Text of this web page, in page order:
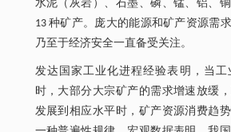
水泥（灰岩）、石墨、磷、锰、铝、
13 种矿产。庞大的能源和矿产资源需
乃至于经济安全一直备受关注。
发达国家工业化进程经验表明，当工
时，大部分大宗矿产的需求增速放缓
发展到相应水平时，矿产资源消费趋